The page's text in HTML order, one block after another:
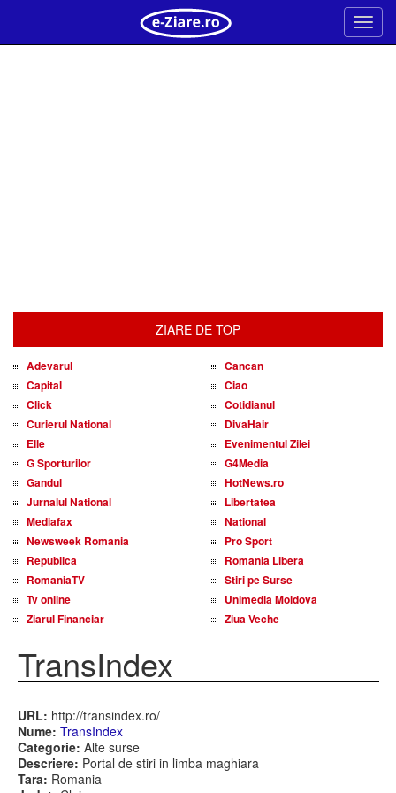
Meniu
ZIARE DE TOP
Adevarul
Cancan
Capital
Ciao
Click
Cotidianul
Curierul National
DivaHair
Elle
Evenimentul Zilei
G Sporturilor
G4Media
Gandul
HotNews.ro
Jurnalul National
Libertatea
Mediafax
National
Newsweek Romania
Pro Sport
Republica
Romania Libera
RomaniaTV
Stiri pe Surse
Tv online
Unimedia Moldova
Ziarul Financiar
Ziua Veche
TransIndex
URL: http://transindex.ro/
Nume: TransIndex
Categorie: Alte surse
Descriere: Portal de stiri in limba maghiara
Tara: Romania